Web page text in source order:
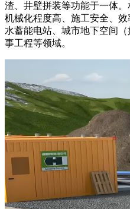
渣、井壁拼装等功能于一体
机械化程度高、施工安全、
水蓄能电站、城市地下空间
事工程等领域。